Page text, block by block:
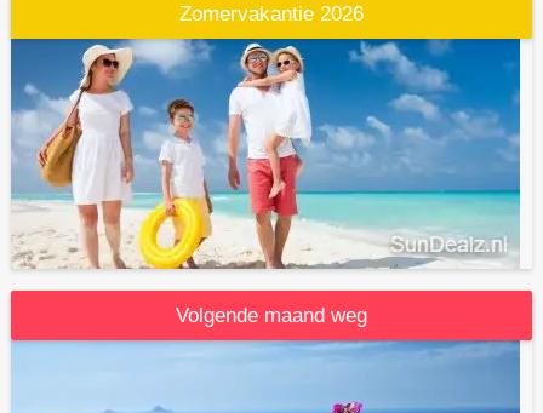
Zomervakantie 2026
Volgende maand weg